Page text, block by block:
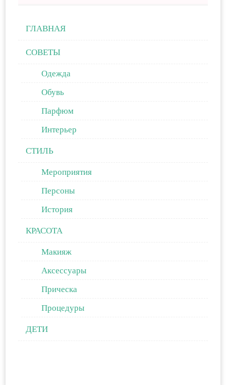
ГЛАВНАЯ
СОВЕТЫ
Одежда
Обувь
Парфюм
Интерьер
СТИЛЬ
Мероприятия
Персоны
История
КРАСОТА
Макияж
Аксессуары
Прическа
Процедуры
ДЕТИ